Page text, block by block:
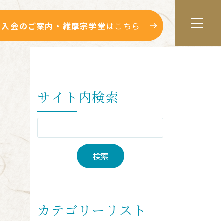
入会のご案内・維摩宗学堂はこちら
サイト内検索
カテゴリーリスト